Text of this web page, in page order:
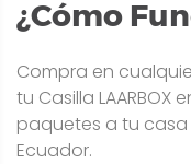
¿Cómo
Compra en
tu Casilla LAARBOX
paquetes a tu
Ecuador.